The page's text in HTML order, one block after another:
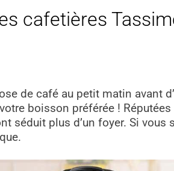
cafetières
de café au petit matin avant
boisson préférée !
séduit plus d’un foyer. Si